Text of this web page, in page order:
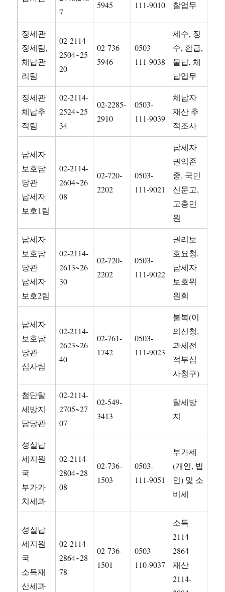
7
5945
111-9010
찰업무
징세관
징세팀,
체납관
리팀
02-2114-
2504~25
20
02-736-
5946
0503-
111-9038
세수, 징
수, 환급,
물납, 체
납업무
징세관
체납추
적팀
02-2114-
2524~25
34
02-2285-
2910
0503-
111-9039
체납자
재산 추
적조사
납세자
보호담
당관
납세자
보호1팀
02-2114-
2604~26
08
02-720-
2202
0503-
111-9021
납세자
권익존
중, 국민
신문고,
고충민
원
납세자
보호담
당관
납세자
보호2팀
02-2114-
2613~26
30
02-720-
2202
0503-
111-9022
권리보
호요청,
납세자
보호위
원회
납세자
보호담
당관
심사팀
02-2114-
2623~26
40
02-761-
1742
0503-
111-9023
불복(이
의신청,
과세전
적부심
사청구)
첨단탈
세방지
담당관
02-2114-
2705~27
07
02-549-
3413
탈세방
지
성실납
세지원
국
부가가
치세과
02-2114-
2804~28
08
02-736-
1503
0503-
111-9051
부가세
(개인, 법
인) 및 소
비세
성실납
세지원
국
소득재
산세과
02-2114-
2864~28
78
02-736-
1501
0503-
110-9037
소득
2114-
2864
재산
2114-